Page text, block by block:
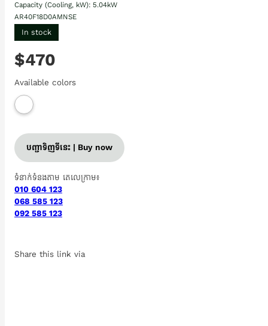
Capacity (Cooling, kW): 5.04kW
AR40F18D0AMNSE
In stock
$470
Available colors
បញ្ជាទិញទីនេះ | Buy now
ទំនាក់ទំនងតាម តេលេក្រាម៖
010 604 123
068 585 123
092 585 123
Share this link via